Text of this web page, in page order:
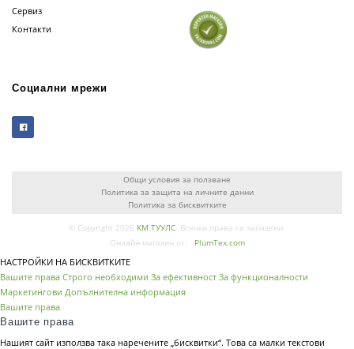
Сервиз
Контакти
Социални мрежи
Общи условия за ползване
Политика за защита на личните данни
Политика за бисквитките
© Copyright 2026 КМ ТУУЛС. Всички права са запазени.
Онлайн магазин от:
PlumTex.com
НАСТРОЙКИ НА БИСКВИТКИТЕ
Вашите права Строго необходими За ефективност За функционалности
Маркетингови Допълнителна информация
Вашите права
Вашите права
Нашият сайт използва така наречените „бисквитки“. Това са малки текстови